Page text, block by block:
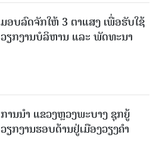
ມອບລົດຈັກໃຫ້ 3 ຕາແສງ ເພື່ອຮັບໃຊ້
ວຽກງານບໍລິຫານ ແລະ ພັດທະນາ
ການນຳ ແຂວງຫຼວງພະບາງ ຊຸກຍູ້
ວຽກງານຮອບດ້ານຢູ່ເມືອງວຽງຄໍາ